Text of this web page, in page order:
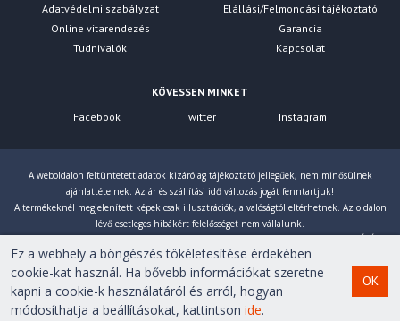
Adatvédelmi szabályzat
Online vitarendezés
Tudnivalók
Elállási/Felmondási tájékoztató
Garancia
Kapcsolat
KÖVESSEN MINKET
Facebook
Twitter Instagram
A weboldalon feltüntetett adatok kizárólag tájékoztató jellegűek, nem minősülnek
ajánlattételnek. Az ár és szállítási idő változás jogát fenntartjuk!
A termékeknél megjelenített képek csak illusztrációk, a valóságtól eltérhetnek. Az oldalon
lévő esetleges hibákért felelősséget nem vállalunk.
Eltérés esetén a gyártó által megadott paraméterek érvényesek! Bruttó árainkat 27% ÁFÁ-val
számoljuk!
Copyright © 2007-2026 First Computer Kft. Minden jog
fenntartva!
Ez a webhely a böngészés tökéletesítése érdekében
cookie-kat használ. Ha bővebb információkat szeretne
kapni a cookie-k használatáról és arról, hogyan
módosíthatja a beállításokat, kattintsonide.
OK